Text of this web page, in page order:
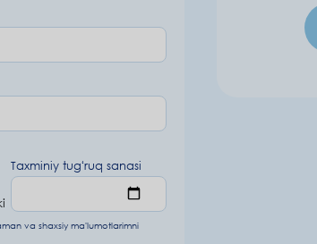
Taxminiy tugʻruq sanasi
va shaxsiy ma'lumotlarimni